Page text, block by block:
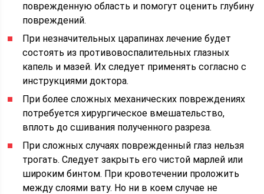
поврежденную область и помогут оценить глубину
повреждений.
При незначительных царапинах лечение будет
состоять из противовоспалительных глазных
капель и мазей. Их следует применять согласно с
инструкциями доктора.
При более сложных механических повреждениях
потребуется хирургическое вмешательство,
вплоть до сшивания полученного разреза.
При сложных случаях поврежденный глаз нельзя
трогать. Следует закрыть его чистой марлей или
широким бинтом. При кровотечении проложить
между слоями вату. Но ни в коем случае не